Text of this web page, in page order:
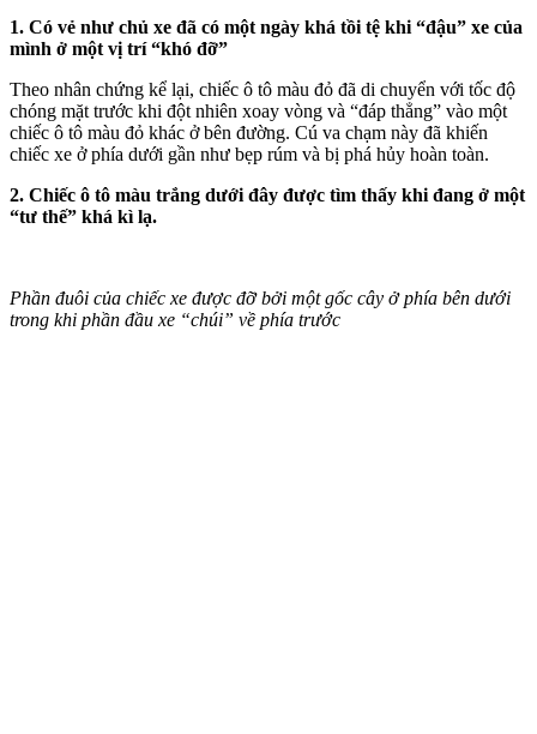
1. Có vẻ như chủ xe đã có một ngày khá tồi tệ khi “đậu” xe của
mình ở một vị trí “khó đỡ”
Theo nhân chứng kể lại, chiếc ô tô màu đỏ đã di chuyển với tốc độ
chóng mặt trước khi đột nhiên xoay vòng và “đáp thẳng” vào một
chiếc ô tô màu đỏ khác ở bên đường. Cú va chạm này đã khiến
chiếc xe ở phía dưới gần như bẹp rúm và bị phá hủy hoàn toàn.
2. Chiếc ô tô màu trắng dưới đây được tìm thấy khi đang ở một
“tư thế” khá kì lạ.
Phần đuôi của chiếc xe được đỡ bởi một gốc cây ở phía bên dưới
trong khi phần đầu xe “chúi” về phía trước